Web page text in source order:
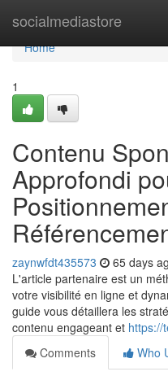
socialmediastore
Home
Home
1
Contenu
Approfondi
zaynwfdt435573 65 days
L'article partenaire est un
votre visibilité en ligne et
guide vous détaillera les
contenu engageant et https://
Comments
Who